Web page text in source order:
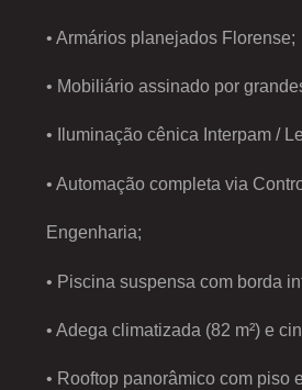
• Armários planejados Florense;
• Mobiliário assinado por
• Iluminação cênica Interpam /
• Automação completa via
Engenharia;
• Piscina suspensa com borda
• Adega climatizada (82 m²) e
• Rooftop panorâmico com piso